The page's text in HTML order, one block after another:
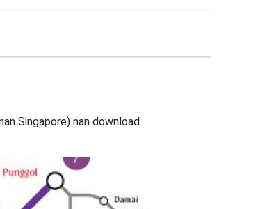
Singapore) nan download.